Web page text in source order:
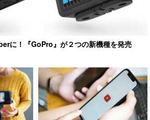
に！『GoPro』が２つの新機種を発売